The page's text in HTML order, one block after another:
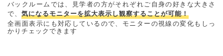
バックルームでは、見学者の方がそれぞれご自身の好きな大きさ
で、 気になるモニターを拡大表示し観察することが可能！
全画面表示にも対応しているので、モニターの視線の変化もしっ
かりチェックできます